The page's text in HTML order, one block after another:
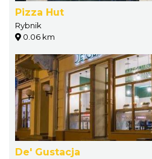
Pizza Hut
Rybnik
0.06 km
De' Gustacja